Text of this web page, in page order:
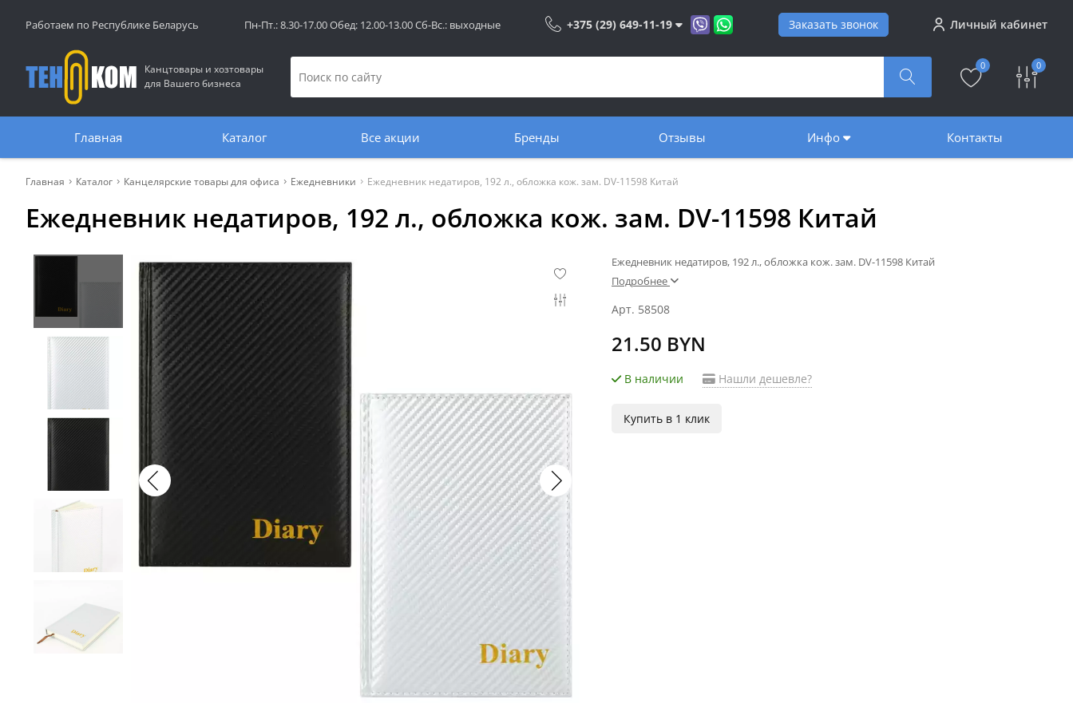
Работаем по Республике Беларусь Пн-Пт.: 8.30-17.00 Обед: 12.00-13.00 Сб-Вс.: выходные +375 (29) 649-11-19 Заказать звонок Личный кабинет
Канцтовары и хозтовары
для Вашего бизнеса
0 0
Главная Каталог Все акции Бренды Отзывы Инфо Контакты
Главная Каталог Канцелярские товары для офиса Ежедневники Ежедневник недатиров, 192 л., обложка кож. зам. DV-11598 Китай
Ежедневник недатиров, 192 л., обложка кож. зам. DV-11598 Китай
Ежедневник недатиров, 192 л., обложка кож. зам. DV-11598 Китай
Подробнее
Арт. 58508
21.50 BYN
В наличии Нашли дешевле?
Купить в 1 клик